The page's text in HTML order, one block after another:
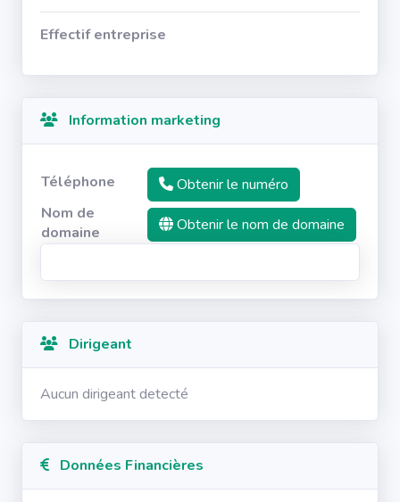
Effectif entreprise
Information marketing
Téléphone
Obtenir le numéro
Nom de
domaine
Obtenir le nom de domaine
Dirigeant
Aucun dirigeant detecté
Données Financières